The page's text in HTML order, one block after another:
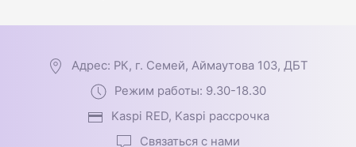
Адрес: РК, г. Семей, Аймаутова 103, ДБТ
Режим работы: 9.30-18.30
Kaspi RED, Kaspi рассрочка
Связаться с нами